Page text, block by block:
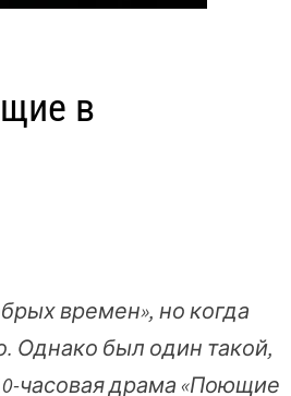
в
времен», но когда
Однако был один такой,
часовая драма «Поющие